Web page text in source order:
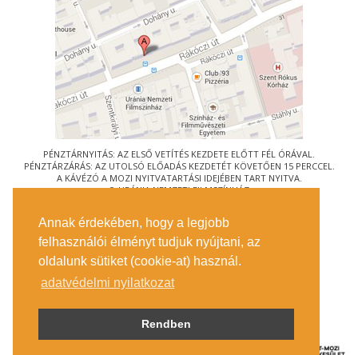
Annak érdekében, hogy a legjobb
felhasználói élményt tudjuk nyújtani, az
oldalunk sütiket (cookie-at) használ.
adatvédelmi nyilatkozat
Rendben
PÉNZTÁRNYITÁS: AZ ELSŐ VETÍTÉS KEZDETE ELŐTT FÉL ÓRÁVAL.
PÉNZTÁRZÁRÁS: AZ UTOLSÓ ELŐADÁS KEZDETÉT KÖVETŐEN 15 PERCCEL.
A KÁVÉZÓ A MOZI NYITVATARTÁSI IDEJÉBEN TART NYITVA.
© URÁNIA NEMZETI FILMSZÍNHÁZ
1088 BUDAPEST, RÁKÓCZI ÚT 21.
MEGKÖZELÍTÉS
JEGYINFORMÁCIÓ
ÍRJON NEKÜNK!
KÖZÉRDEKŰ ADATOK